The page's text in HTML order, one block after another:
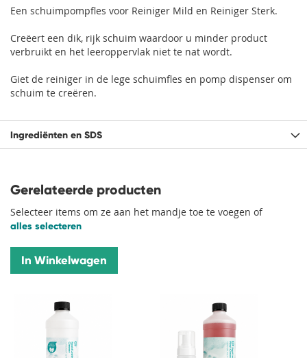
Een schuimpompfles voor Reiniger Mild en Reiniger Sterk.
Creëert een dik, rijk schuim waardoor u minder product
verbruikt en het leeroppervlak niet te nat wordt.
Giet de reiniger in de lege schuimfles en pomp dispenser om
schuim te creëren.
Ingrediënten en SDS
Gerelateerde producten
Selecteer items om ze aan het mandje toe te voegen of
alles selecteren
In Winkelwagen